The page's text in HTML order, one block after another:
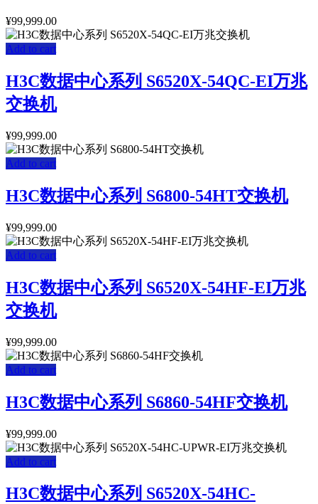
¥99,999.00
Add to cart
H3C数据中心系列 S6520X-54QC-EI万兆
交换机
¥99,999.00
Add to cart
H3C数据中心系列 S6800-54HT交换机
¥99,999.00
Add to cart
H3C数据中心系列 S6520X-54HF-EI万兆
交换机
¥99,999.00
Add to cart
H3C数据中心系列 S6860-54HF交换机
¥99,999.00
Add to cart
H3C数据中心系列 S6520X-54HC-